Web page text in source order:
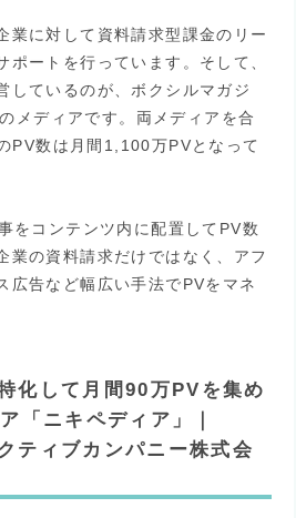
業に対して資料請求型課金のリー
ポートを行っています。そして、
しているのが、ボクシルマガジ
メディアです。両メディアを合
PV数は月間1,100万PVとなって
をコンテンツ内に配置してPV数
業の資料請求だけではなく、アフ
広告など幅広い手法でPVをマネ
化して月間90万PVを集め
「ニキペディア」｜
ティブカンパニー株式会